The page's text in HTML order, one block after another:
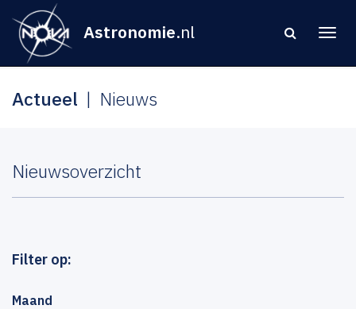
Astronomie.nl
Actueel Nieuws
Nieuwsoverzicht
Filter op:
Maand